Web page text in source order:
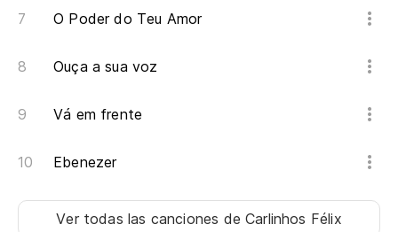
O Poder do Teu Amor
Ouça a sua voz
Vá em frente
Ebenezer
Ver todas las canciones de Carlinhos Félix